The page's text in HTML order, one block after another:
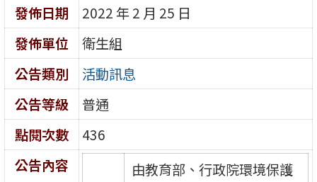
發佈日期
2022 年 2 月 25 日
發佈單位
衛生組
公告類別
活動訊息
公告等級
普通
點閱次數
436
公告內容
由教育部、行政院環境保護